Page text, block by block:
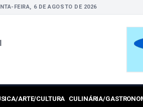
FEIRA, 6 DE AGOSTO DE 2026
ARTE/CULTURA CULINÁRIA/